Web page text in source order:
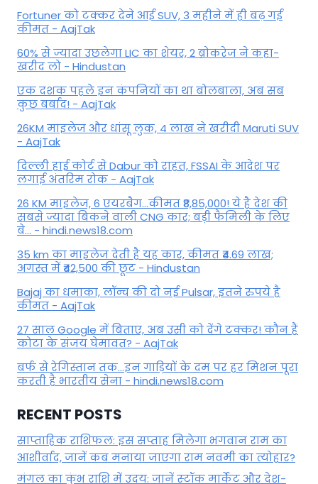
Fortuner को टक्कर देने आई SUV, 3 महीने में ही बढ़ गई
कीमत - AajTak
60% से ज्यादा उछलेगा LIC का शेयर, 2 ब्रोकरेज ने कहा-
खरीद लो - Hindustan
एक दशक पहले इन कंपनियों का था बोलबाला, अब सब
कुछ बर्बाद! - AajTak
26KM माइलेज और धांसू लुक, 4 लाख ने खरीदी Maruti SUV
- AajTak
दिल्ली हाई कोर्ट से Dabur को राहत, FSSAI के आदेश पर
लगाई अंतरिम रोक - AajTak
26 KM माइलेज, 6 एयरबैग...कीमत ₹8,85,000! ये है देश की
सबसे ज्यादा बिकने वाली CNG कार; बड़ी फैमिली के लिए
बे... - hindi.news18.com
35 km का माइलेज देती है यह कार, कीमत ₹4.69 लाख;
अगस्त में ₹42,500 की छूट - Hindustan
Bajaj का धमाका, लॉन्च की दो नई Pulsar, इतने रुपये है
कीमत - AajTak
27 साल Google में बिताए, अब उसी को देंगे टक्कर! कौन हैं
कोटा के संजय घेमावत? - AajTak
बर्फ से रेगिस्तान तक...इन गाड़ियों के दम पर हर मिशन पूरा
करती है भारतीय सेना - hindi.news18.com
RECENT POSTS
साप्ताहिक राशिफल: इस सप्ताह मिलेगा भगवान राम का
आशीर्वाद, जानें कब मनाया जाएगा राम नवमी का त्योहार?
मंगल का कुंभ राशि में उदय: जानें स्‍टॉक मार्केट और देश-